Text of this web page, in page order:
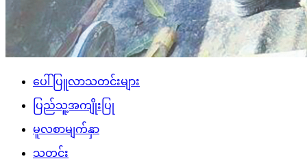
ပေါ်ပြူလာသတင်းများ
ပြည်သူ့အကျိုးပြု
မူလစာမျက်နှာ
သတင်း